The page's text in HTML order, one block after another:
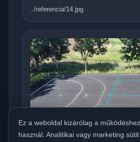
../referencia/14.jpg
Ez a weboldal kizárólag a
használ. Analitikai vagy marketing